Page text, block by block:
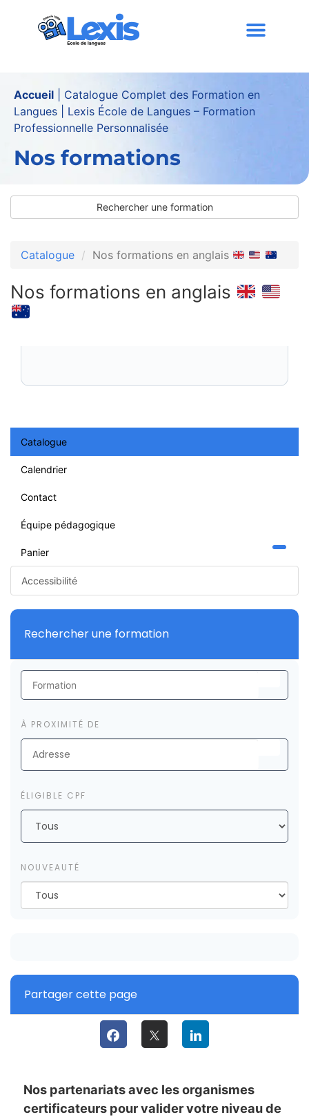
principal
Accueil
Catalogue Complet des Formation en
Langues | Lexis École de Langues – Formation
Professionnelle Personnalisée
Nos formations
Rechercher une formation
Catalogue Nos formations en anglais
Nos formations en anglais
Catalogue
Calendrier
Contact
Équipe pédagogique
Panier
Accessibilité
Rechercher une formation
À PROXIMITÉ DE
ÉLIGIBLE CPF
NOUVEAUTÉ
Partager cette page
Nos partenariats avec les organismes
certificateurs pour valider votre niveau de